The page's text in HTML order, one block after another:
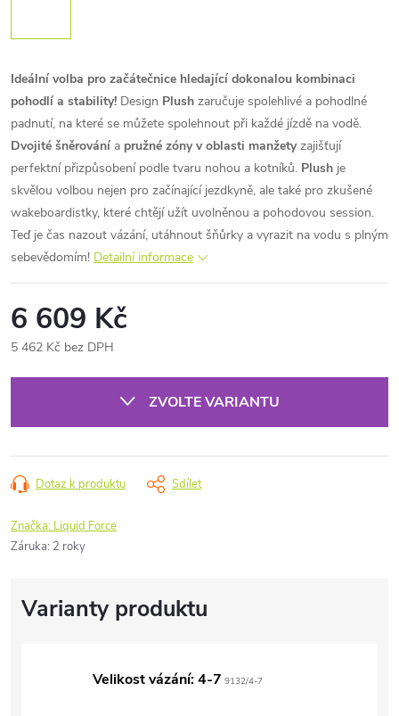
Ideální volba pro začátečnice hledající dokonalou kombinaci
pohodlí a stability! Design Plush zaručuje spolehlivé a pohodlné
padnutí, na které se můžete spolehnout při každé jízdě na vodě.
Dvojité šněrování a pružné zóny v oblasti manžetyzajišťují
perfektní přizpůsobení podle tvaru nohou a kotníků. Plush je
skvělou volbou nejen pro začínající jezdkyně, ale také pro zkušené
wakeboardistky, které chtějí užít uvolněnou a pohodovou session.
Teď je čas nazout vázání, utáhnout šňůrky a vyrazit na vodu s plným
sebevědomím! Detailní informace
6 609 Kč
5 462 Kč bez DPH
ZVOLTE VARIANTU
Dotaz k produktu Sdílet
Značka: Liquid Force
Záruka: 2 roky
Velikost vázání: 4-7 9132/4-7